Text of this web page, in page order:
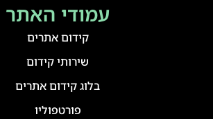
עמודי האתר
קידום אתרים
שירותי קידום
בלוג קידום אתרים
פורטפוליו